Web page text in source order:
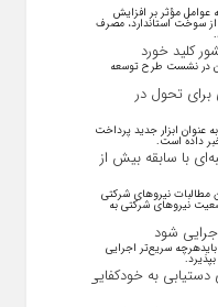
مؤثر بر افزایش
سوخت استاندارد، مصرف
کلید خورد
در نشست طرح توسعه
برای تحول در
عنوان ابزار جدید پرداخت
داده است.
با سابقه بیش از
مطالبات نیرو‌های شرکتی
نیرو‌های شرکتی به
شود
سریع‌تر اجرایی
به خودکفایی